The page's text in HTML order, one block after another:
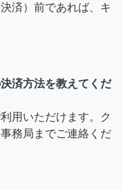
済）前であれば、キ
済方法を教えてくだ
用いただけます。ク
務局までご連絡くだ